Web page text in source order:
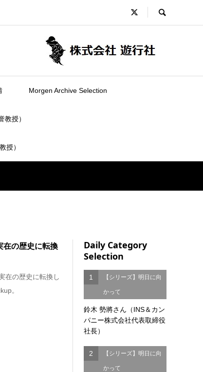
Morgen Archive Selection
教授）
授）
在の歴史に転換
在の歴史に転換し
。
Daily Category
Selection
1 【シリーズ】明日に向
かって
鈴木 勢將さん（INS＆カン
パニー株式会社代表取締役
社長）
2 【シリーズ】明日に向
かって